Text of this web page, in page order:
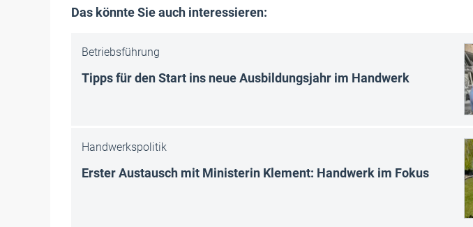
Das könnte Sie auch interessieren:
Betriebsführung
Tipps für den Start ins neue Ausbildungsjahr im Handwerk
Handwerkspolitik
Erster Austausch mit Ministerin Klement: Handwerk im Fokus